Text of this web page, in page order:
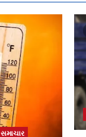
સમાચાર